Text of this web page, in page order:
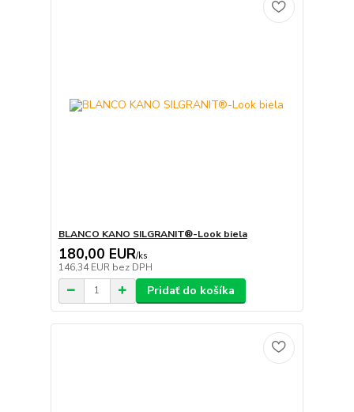
BLANCO KANO SILGRANIT®-Look biela
180,00 EUR/ks
146,34 EUR bez DPH
Pridať do košíka